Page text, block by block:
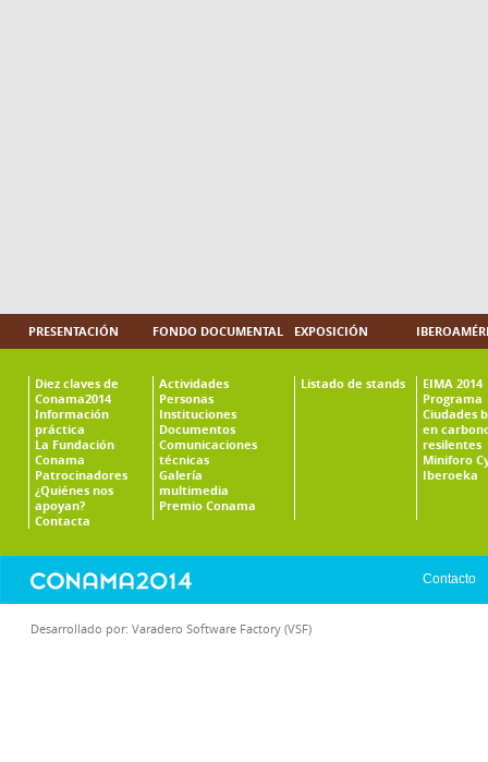
PRESENTACIÓN
Diez claves de
Conama2014
Información
práctica
La Fundación
Conama
Patrocinadores
¿Quiénes nos
apoyan?
Contacta
FONDO DOCUMENTAL
Actividades
Personas
Instituciones
Documentos
Comunicaciones
técnicas
Galería
multimedia
Premio Conama
EXPOSICIÓN
Listado de stands
EIMA 2014
Programa
Ciudades
en
resilentes
Miniforo
Iberoeka
Contacto
Desarrollado por: Varadero Software Factory (VSF)